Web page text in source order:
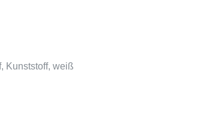
Kunststoff, weiß